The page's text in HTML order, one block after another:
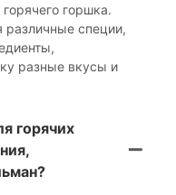
горшка.
различные специи,
разные вкусы и
горячих